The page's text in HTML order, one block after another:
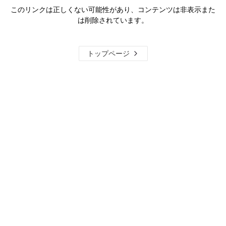
このリンクは正しくない可能性があり、コンテンツは非表示また
は削除されています。
トップページ